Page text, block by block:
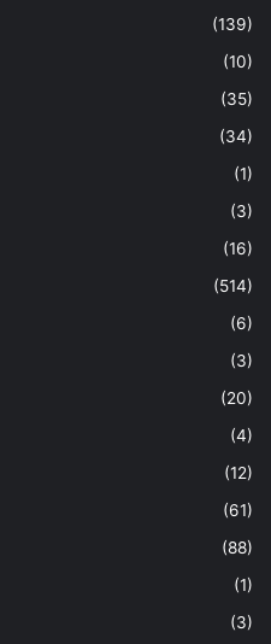
(139)
(10)
(35)
(34)
(1)
(3)
(16)
(514)
(6)
(3)
(20)
(4)
(12)
(61)
(88)
(1)
(3)